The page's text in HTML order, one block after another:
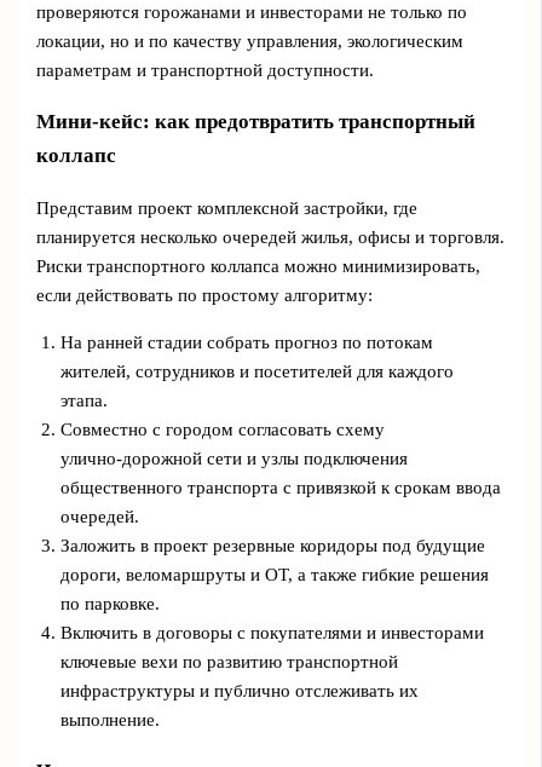
проверяются горожанами и инвесторами не только по
локации, но и по качеству управления, экологическим
параметрам и транспортной доступности.
Мини‑кейс: как предотвратить транспортный
коллапс
Представим проект комплексной застройки, где
планируется несколько очередей жилья, офисы и торговля.
Риски транспортного коллапса можно минимизировать,
если действовать по простому алгоритму:
На ранней стадии собрать прогноз по потокам
жителей, сотрудников и посетителей для каждого
этапа.
Совместно с городом согласовать схему
улично‑дорожной сети и узлы подключения
общественного транспорта с привязкой к срокам ввода
очередей.
Заложить в проект резервные коридоры под будущие
дороги, веломаршруты и ОТ, а также гибкие решения
по парковке.
Включить в договоры с покупателями и инвесторами
ключевые вехи по развитию транспортной
инфраструктуры и публично отслеживать их
выполнение.